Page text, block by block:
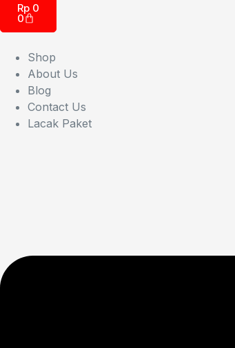
Rp 0
0
Shop
About Us
Blog
Contact Us
Lacak Paket